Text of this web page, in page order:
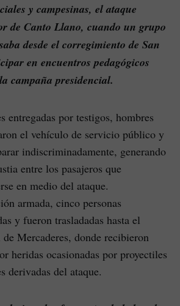
y campesinas, el ataque
de Canto Llano, cuando un grupo
desde el corregimiento de San
en encuentros pedagógicos
campaña presidencial.
entregadas por testigos, hombres
el vehículo de servicio público y
indiscriminadamente, generando
entre los pasajeros que
en medio del ataque.
armada, cinco personas
y fueron trasladadas hasta el
Mercaderes, donde recibieron
heridas ocasionadas por proyectiles
derivadas del ataque.